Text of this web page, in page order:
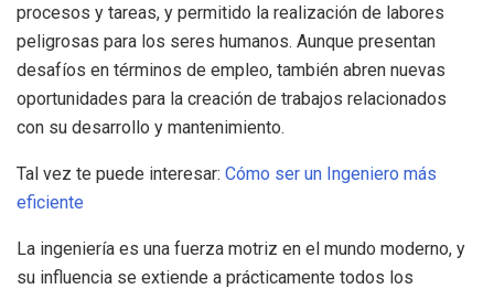
procesos y tareas, y permitido la realización de labores
peligrosas para los seres humanos. Aunque presentan
desafíos en términos de empleo, también abren nuevas
oportunidades para la creación de trabajos relacionados
con su desarrollo y mantenimiento.
Tal vez te puede interesar: Cómo ser un Ingeniero más
eficiente
La ingeniería es una fuerza motriz en el mundo moderno, y
su influencia se extiende a prácticamente todos los